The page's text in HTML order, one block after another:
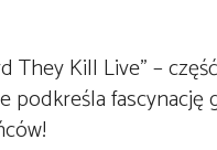
Kill Live” –
podkreśla